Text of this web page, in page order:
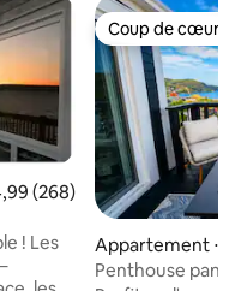
appréciés
moyenne sur la
(268)
Coup de cœur
Coup de cœur
Appartement ⋅
Penthouse